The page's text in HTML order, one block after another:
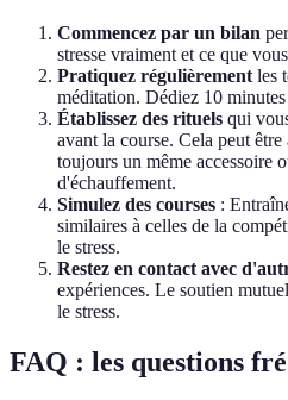
Commencez par un bilan
stresse vraiment et ce que
Pratiquez régulièrement les
méditation. Dédiez 10
Établissez des rituels qui
avant la course. Cela peut
toujours un même accessoire
d'échauffement.
Simulez des courses :
similaires à celles de la
le stress.
Restez en contact avec
expériences. Le soutien
le stress.
FAQ : les questions